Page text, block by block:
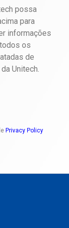
possa
para
informações
os
de
Unitech.
Privacy Policy